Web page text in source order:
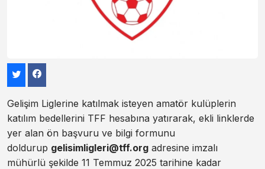
Gelişim Liglerine katılmak isteyen amatör kulüplerin
katılım bedellerini TFF hesabına yatırarak, ekli linklerde
yer alan ön başvuru ve bilgi formunu
doldurup gelisimligleri@tff.org adresine imzalı
mühürlü şekilde 11 Temmuz 2025 tarihine kadar